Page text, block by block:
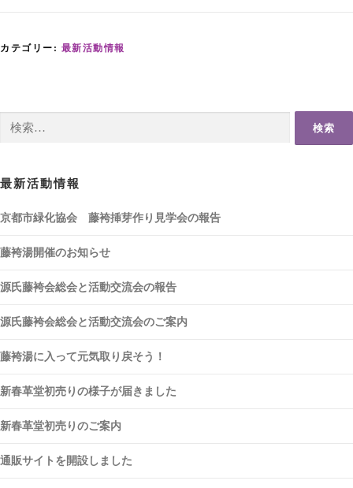
カテゴリー: 最新活動情報
最新活動情報
京都市緑化協会 藤袴挿芽作り見学会の報告
藤袴湯開催のお知らせ
源氏藤袴会総会と活動交流会の報告
源氏藤袴会総会と活動交流会のご案内
藤袴湯に入って元気取り戻そう！
新春革堂初売りの様子が届きました
新春革堂初売りのご案内
通販サイトを開設しました